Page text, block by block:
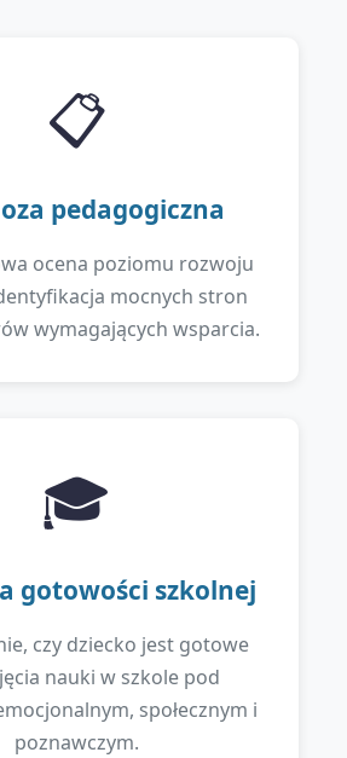
📋
pedagogiczna
ocena poziomu rozwoju
mocnych stron
wymagających wsparcia.
🎓
gotowości szkolnej
czy dziecko jest gotowe
nauki w szkole pod
społecznym i
poznawczym.